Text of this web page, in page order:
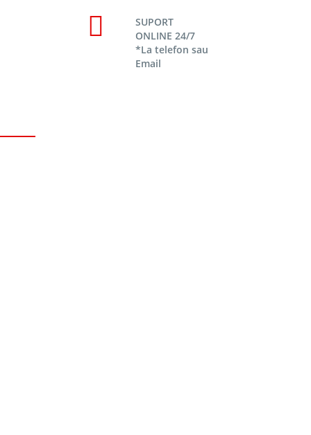
SUPORT
ONLINE 24/7
*La telefon sau
Email